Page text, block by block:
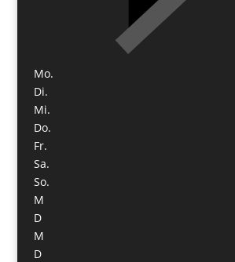
Mo.
Di.
Mi.
Do.
Fr.
Sa.
So.
M
D
M
D